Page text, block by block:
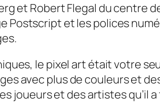
et Robert Flegal du centre
Postscript et les polices
.
le pixel art était votre
avec plus de couleurs et
joueurs et des artistes qu’il